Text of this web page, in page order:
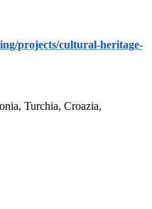
projects/cultural-heritage-
Turchia, Croazia,